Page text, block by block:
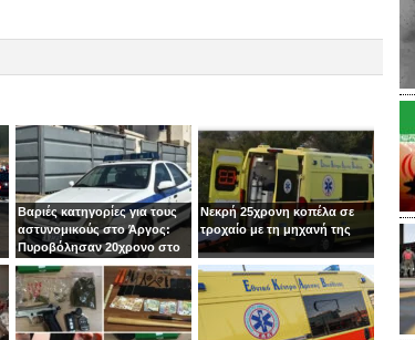
Βαριές κατηγορίες για τους
αστυνομικούς στο Άργος:
Πυροβόλησαν 20χρονο στο
κεφάλι
Νεκρή 25χρονη κοπέλα σε
τροχαίο με τη μηχανή της